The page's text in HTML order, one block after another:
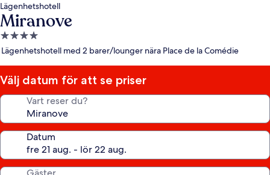
Lägenhetshotell
Miranove
4.0-
stjärnigt
Lägenhetshotell med 2 barer/lounger nära Place de la Comédie
Välj datum för att se priser
Vart reser du?
Datum